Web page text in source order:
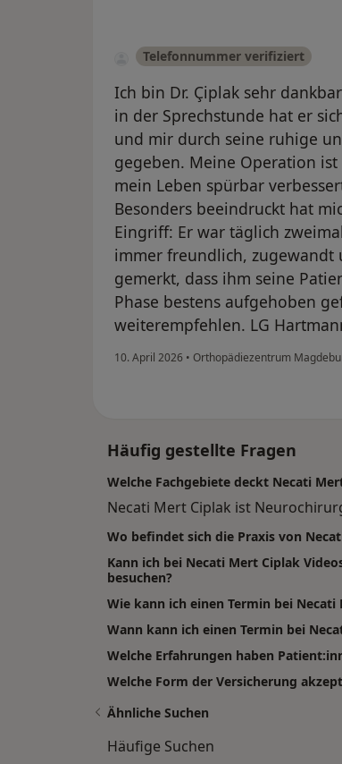
Telefonnummer verifiziert
Ich bin Dr. Çiplak sehr
in der Sprechstunde hat er
und mir durch seine ruhige
gegeben. Meine Operation
mein Leben spürbar
Besonders beeindruckt hat
Eingriff: Er war täglich
immer freundlich, zugewandt
gemerkt, dass ihm seine
Phase bestens aufgehoben
weiterempfehlen. LG
10. April 2026 • Orthopädiezentrum
Häufig gestellte Fragen
Welche Fachgebiete deckt Necati
Necati Mert Ciplak ist
Wo befindet sich die Praxis von
Kann ich bei Necati Mert Ciplak
besuchen?
Wie kann ich einen Termin bei Necati
Wann kann ich einen Termin bei
Welche Erfahrungen haben
Welche Form der Versicherung
Ähnliche Suchen
Häufige Suchen